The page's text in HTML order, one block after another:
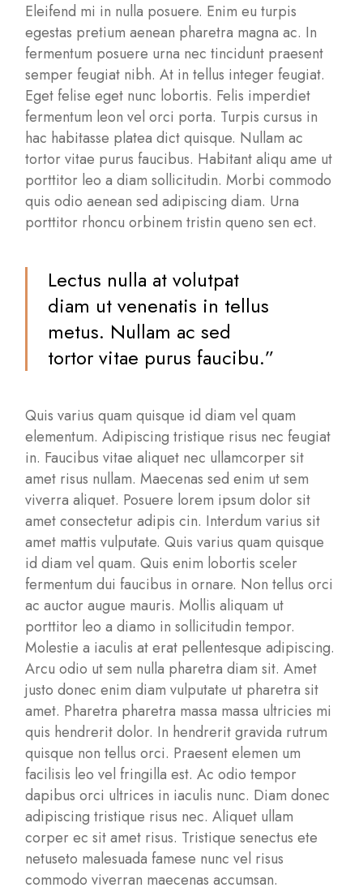
Eleifend mi in nulla posuere. Enim eu turpis
egestas pretium aenean pharetra magna ac. In
fermentum posuere urna nec tincidunt praesent
semper feugiat nibh. At in tellus integer feugiat.
Eget felise eget nunc lobortis. Felis imperdiet
fermentum leon vel orci porta. Turpis cursus in
hac habitasse platea dict quisque. Nullam ac
tortor vitae purus faucibus. Habitant aliqu ame ut
porttitor leo a diam sollicitudin. Morbi commodo
quis odio aenean sed adipiscing diam. Urna
porttitor rhoncu orbinem tristin queno sen ect.
Lectus nulla at volutpat
diam ut venenatis in tellus
metus. Nullam ac sed
tortor vitae purus faucibu.”
Quis varius quam quisque id diam vel quam
elementum. Adipiscing tristique risus nec feugiat
in. Faucibus vitae aliquet nec ullamcorper sit
amet risus nullam. Maecenas sed enim ut sem
viverra aliquet. Posuere lorem ipsum dolor sit
amet consectetur adipis cin. Interdum varius sit
amet mattis vulputate. Quis varius quam quisque
id diam vel quam. Quis enim lobortis sceler
fermentum dui faucibus in ornare. Non tellus orci
ac auctor augue mauris. Mollis aliquam ut
porttitor leo a diamo in sollicitudin tempor.
Molestie a iaculis at erat pellentesque adipiscing.
Arcu odio ut sem nulla pharetra diam sit. Amet
justo donec enim diam vulputate ut pharetra sit
amet. Pharetra pharetra massa massa ultricies mi
quis hendrerit dolor. In hendrerit gravida rutrum
quisque non tellus orci. Praesent elemen um
facilisis leo vel fringilla est. Ac odio tempor
dapibus orci ultrices in iaculis nunc. Diam donec
adipiscing tristique risus nec. Aliquet ullam
corper ec sit amet risus. Tristique senectus ete
netuseto malesuada famese nunc vel risus
commodo viverran maecenas accumsan.